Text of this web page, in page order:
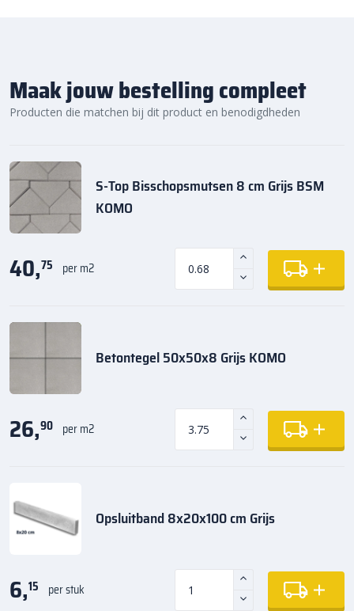
Maak jouw bestelling compleet
Producten die matchen bij dit product en benodigdheden
S-Top Bisschopsmutsen 8 cm Grijs BSM
KOMO
40,75 per m2
Betontegel 50x50x8 Grijs KOMO
26,90 per m2
Opsluitband 8x20x100 cm Grijs
6,15 per stuk